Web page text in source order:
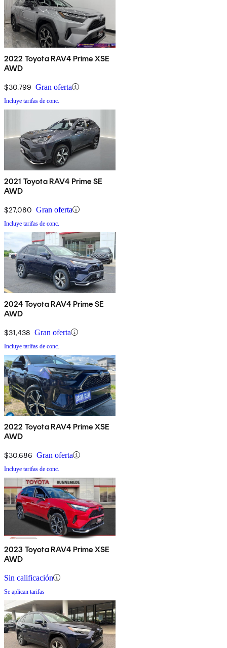
2022 Toyota RAV4 Prime XSE
AWD
$30,799 Gran oferta
Incluye tarifas de conc.
2021 Toyota RAV4 Prime SE
AWD
$27,080 Gran oferta
Incluye tarifas de conc.
2024 Toyota RAV4 Prime SE
AWD
$31,438 Gran oferta
Incluye tarifas de conc.
2022 Toyota RAV4 Prime XSE
AWD
$30,686 Gran oferta
Incluye tarifas de conc.
2023 Toyota RAV4 Prime XSE
AWD
Sin calificación
Se aplican tarifas